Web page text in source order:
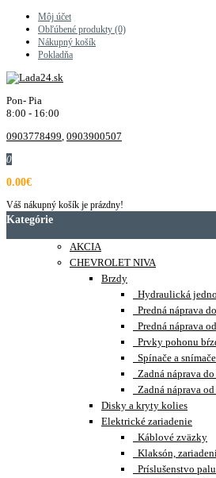
Môj účet
Obľúbené produkty (0)
Nákupný košík
Pokladňa
Pon- Pia
8:00 - 16:00
0903778499, 0903900507
0
0.00€
Váš nákupný košík je prázdny!
Kategórie
AKCIA
CHEVROLET NIVA
Brzdy
Hydraulická
Predná náprava
Predná náprava
Prvky pohonu
Spínače a snímače
Zadná náprava
Zadná náprava
Disky a kryty kolies
Elektrické zariadenie
Káblové zväzky
Klaksón,
Príslušenstvo